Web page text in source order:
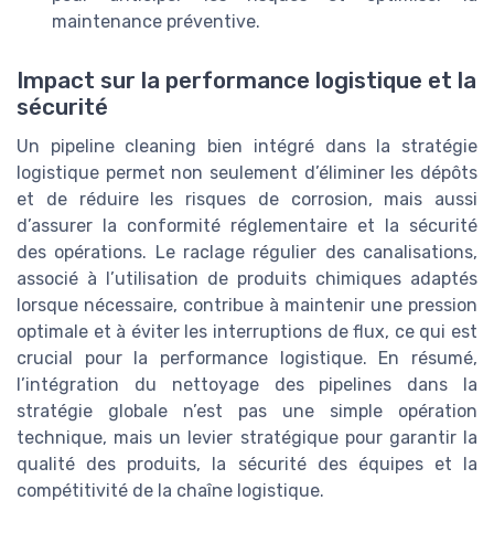
maintenance préventive.
Impact sur la performance logistique et la
sécurité
Un pipeline cleaning bien intégré dans la stratégie
logistique permet non seulement d’éliminer les dépôts
et de réduire les risques de corrosion, mais aussi
d’assurer la conformité réglementaire et la sécurité
des opérations. Le raclage régulier des canalisations,
associé à l’utilisation de produits chimiques adaptés
lorsque nécessaire, contribue à maintenir une pression
optimale et à éviter les interruptions de flux, ce qui est
crucial pour la performance logistique. En résumé,
l’intégration du nettoyage des pipelines dans la
stratégie globale n’est pas une simple opération
technique, mais un levier stratégique pour garantir la
qualité des produits, la sécurité des équipes et la
compétitivité de la chaîne logistique.